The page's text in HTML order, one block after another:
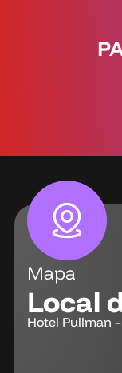
Mapa
Local
Hotel Pullman